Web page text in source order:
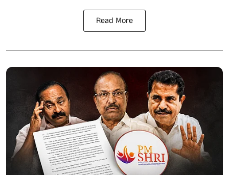
Read More